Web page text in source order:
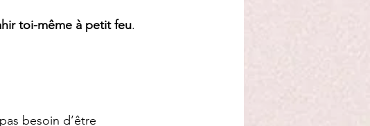
toi-même à petit feu.
besoin d’être